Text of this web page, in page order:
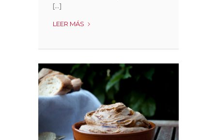
[...]
LEER MÁS
SABOR
COCO
Y
CURRY